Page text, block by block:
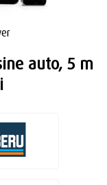
auto, 5 m